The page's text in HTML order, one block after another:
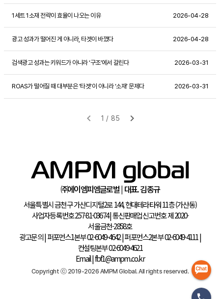
1세트 1소재 전략이 효율이 나오는 이유 2026-04-28
광고 성과가 떨어진 게 아니라, 타겟이 바꼈다 2026-04-28
검색광고 성과는 키워드가 아니라 ‘구조’에서 갈린다 2026-03-31
ROAS가 떨어질 때 대부분은 ‘타겟’이 아니라 ‘소재’ 문제다 2026-03-31